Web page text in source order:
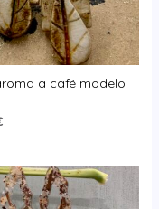
a café modelo